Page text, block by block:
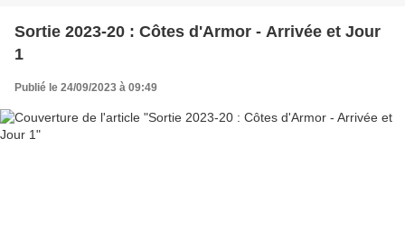
Sortie 2023-20 : Côtes d'Armor - Arrivée et Jour
1
Publié le 24/09/2023 à 09:49